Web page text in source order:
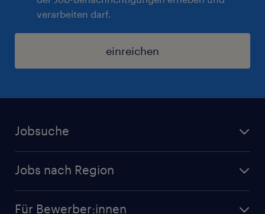
verarbeiten darf.
einreichen
Jobsuche
Initiativbewerbung
Jobs nach Region
Für Bewerber:innen